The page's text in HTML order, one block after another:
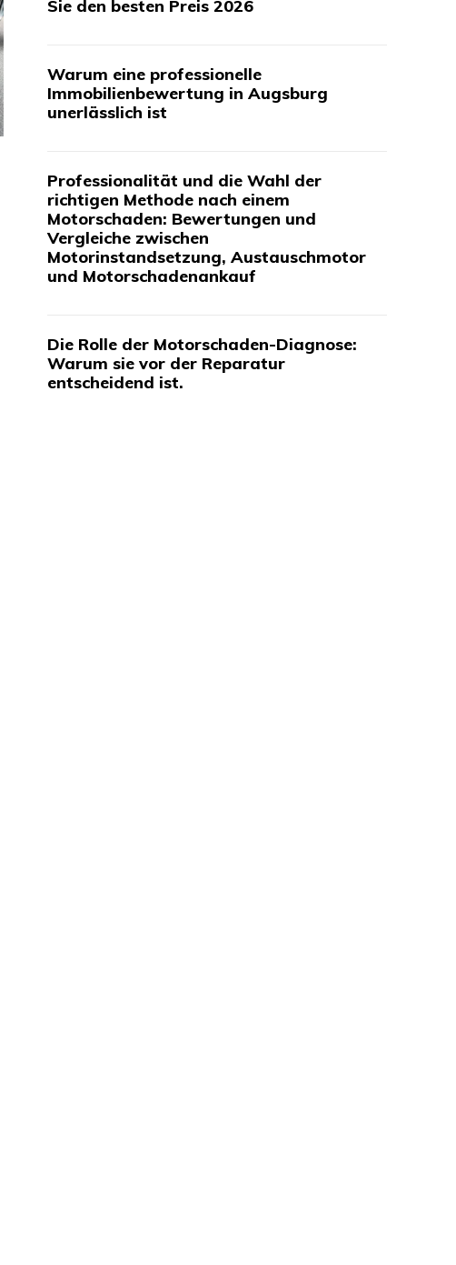
Sie den besten Preis 2026
Warum eine professionelle
Immobilienbewertung in Augsburg
unerlässlich ist
Professionalität und die Wahl der
richtigen Methode nach einem
Motorschaden: Bewertungen und
Vergleiche zwischen
Motorinstandsetzung, Austauschmotor
und Motorschadenankauf
Die Rolle der Motorschaden-Diagnose:
Warum sie vor der Reparatur
entscheidend ist.